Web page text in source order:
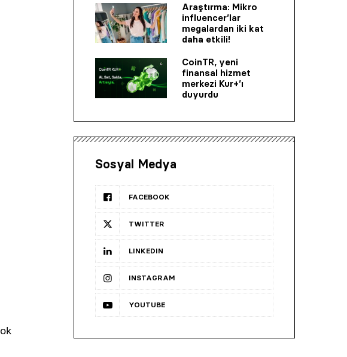
Araştırma: Mikro
influencer’lar
megalardan iki kat
daha etkili!
CoinTR, yeni
finansal hizmet
merkezi Kur+’ı
duyurdu
Sosyal Medya
FACEBOOK
TWITTER
LINKEDIN
INSTAGRAM
YOUTUBE